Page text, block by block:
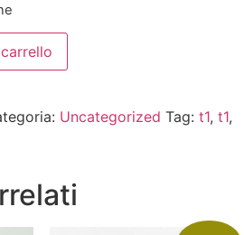
Uncategorized Tag: t1, t1,